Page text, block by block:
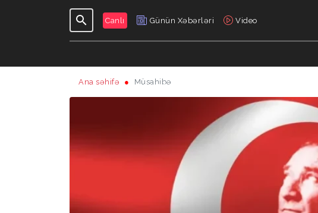
Canlı Günün Xəbərləri Video
GÜNDƏLIK
Ana səhifə Müsahibə